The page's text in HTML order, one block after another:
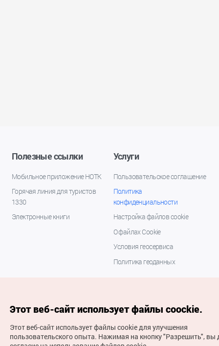
Полезные ссылки
Мобильное приложение НОТК
Горячая линия для туристов
1330
Электронные книги
Услуги
Пользовательское соглашение
Политика
конфиденциальности
Настройка файлов cookie
О файлах Cookie
Условия геосервиса
Политика геоданных
Этот веб-сайт использует файлы coockie.
Этот веб-сайт использует файлы cookie для улучшения
пользовательского опыта. Нажимая на кнопку "Разрешить", вы